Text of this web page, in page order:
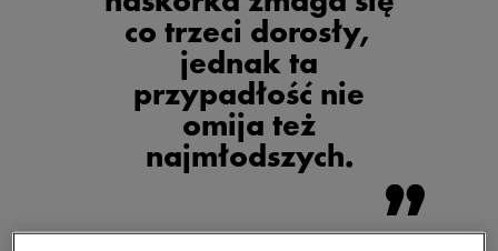
co trzeci dorosły,
jednak ta
przypadłość nie
omija też
najmłodszych.